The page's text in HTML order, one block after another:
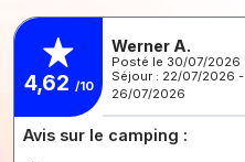
4,62 /10
Werner A.
Posté le 30/07/2026
Séjour : 22/07/2026 -
26/07/2026
Avis sur le camping :